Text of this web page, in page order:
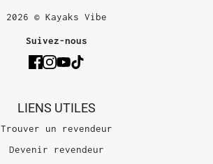
2026 © Kayaks Vibe
Suivez-nous
LIENS UTILES
Trouver un revendeur
Devenir revendeur